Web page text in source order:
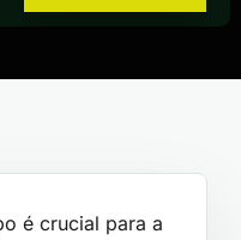
é crucial para a